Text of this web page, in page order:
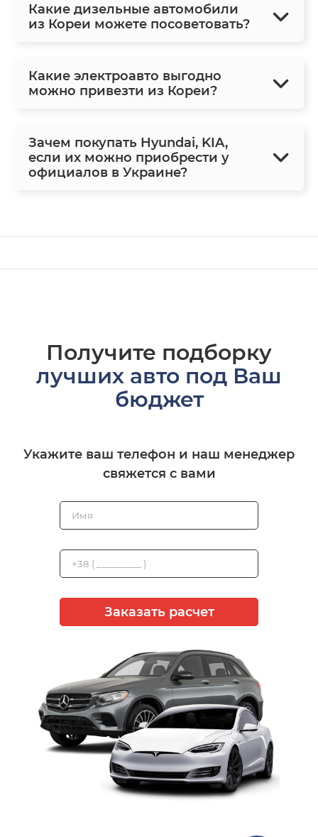
Какие дизельные автомобили
из Кореи можете посоветовать?
Какие электроавто выгодно
можно привезти из Кореи?
Зачем покупать Hyundai, KIA,
если их можно приобрести у
официалов в Украине?
Получите подборку
лучших авто под Ваш
бюджет
Укажите ваш телефон и наш менеджер
свяжется с вами
Заказать расчет